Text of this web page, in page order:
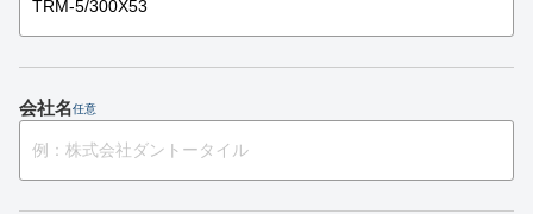
会社名任意